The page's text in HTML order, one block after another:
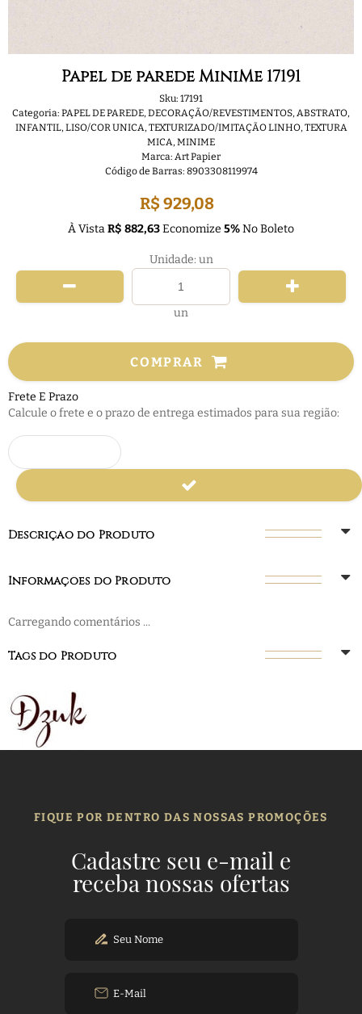
Papel de parede MiniMe 17191
Sku: 17191
Categoria: PAPEL DE PAREDE,DECORAÇÃO/REVESTIMENTOS,ABSTRATO,
INFANTIL,LISO/COR UNICA,TEXTURIZADO/IMITAÇÃO LINHO,TEXTURA
MICA,MINIME
Marca: Art Papier
Código de Barras: 8903308119974
R$ 929,08
À VistaR$ 882,63Economize 5%No Boleto
Unidade: un
un
COMPRAR
Frete E Prazo
Calcule o frete e o prazo de entrega estimados para sua região:
Descrição do Produto
Informações do Produto
Carregando comentários ...
Tags do Produto
FIQUE POR DENTRO DAS NOSSAS PROMOÇÕES
Cadastre seu e-mail e
receba nossas ofertas